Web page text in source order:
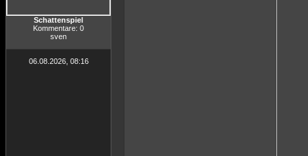
Schattenspiel
Kommentare: 0
sven
06.08.2026, 08:16